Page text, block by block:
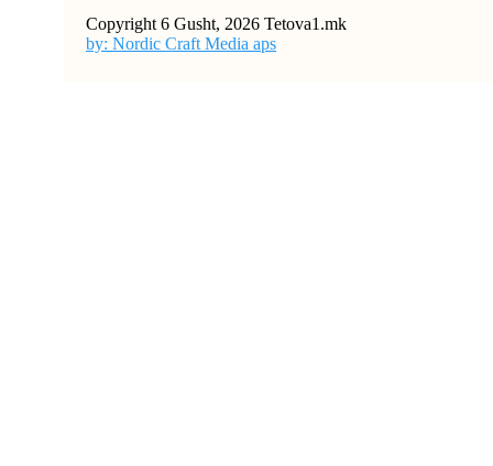
Copyright 6 Gusht, 2026 Tetova1.mk
by: Nordic Craft Media aps